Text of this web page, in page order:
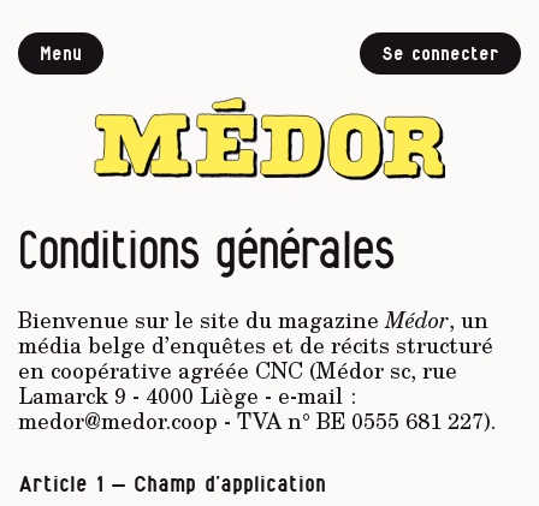
Menu Se connecter
Conditions générales
Bienvenue sur le site du magazineMédor, un
média belge d’enquêtes et de récits structuré
en coopérative agréée CNC (Médor sc, rue
Lamarck 9 - 4000 Liège - e-mail :
medor@medor.coop - TVA n° BE 0555 681 227).
Article 1 – Champ d’application